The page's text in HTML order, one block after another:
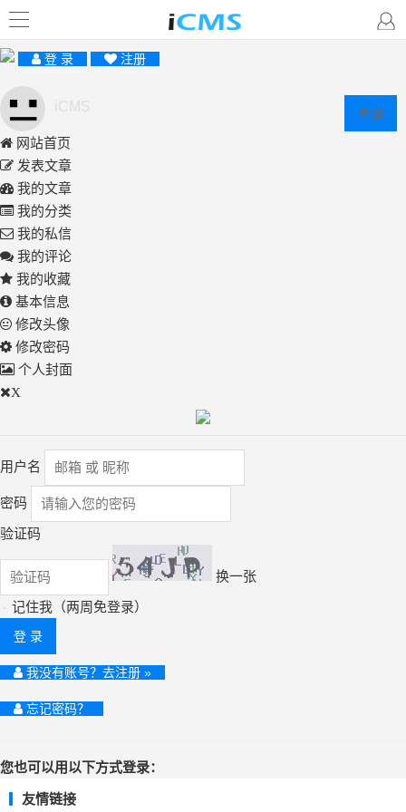
登 录 注册
登出
网站首页
发表文章
我的文章
我的分类
我的私信
我的评论
我的收藏
基本信息
修改头像
修改密码
个人封面
X
用户名
密码
验证码
换一张
记住我（两周免登录）
登 录
我没有账号？去注册 »
忘记密码？
您也可以用以下方式登录：
友情链接